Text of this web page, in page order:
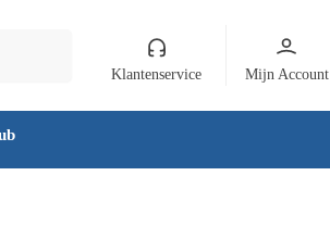
Klantenservice Mijn Account